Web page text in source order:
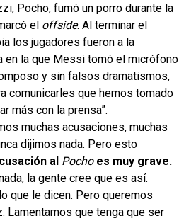
Pocho, fumó un porro durante la
el offside. Al terminar el
los jugadores fueron a la
en la que Messi tomó el micrófono
y sin falsos dramatismos,
comunicarles que hemos tomado
más con la prensa”.
muchas acusaciones, muchas
dijimos nada. Pero esto
al Pocho es muy grave.
la gente cree que es así.
que le dicen. Pero queremos
Lamentamos que tenga que ser